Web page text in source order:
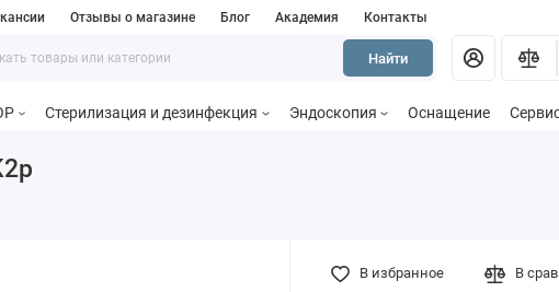
Отзывы о магазине Блог Академия Контакты
Найти
Стерилизация и дезинфекция Эндоскопия Оснащение
В избранное В